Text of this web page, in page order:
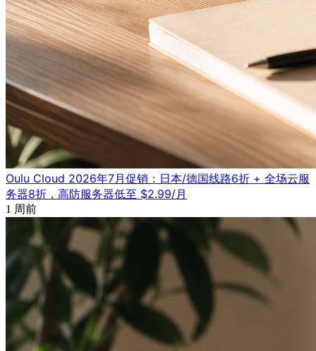
Oulu Cloud 2026年7月促销：日本/德国线路6折 + 全场云服
务器8折，高防服务器低至 $2.99/月
1 周前